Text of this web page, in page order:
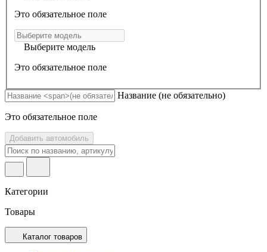
Это обязательное поле
Выберите модель
Это обязательное поле
Название (не обязательно)
Это обязательное поле
Добавить автомобиль
Категории
Товары
Каталог товаров